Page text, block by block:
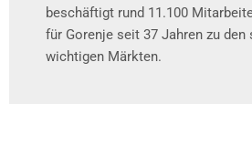
beschäftigt rund 11.100
für Gorenje seit 37 Jahren zu
wichtigen Märkten.